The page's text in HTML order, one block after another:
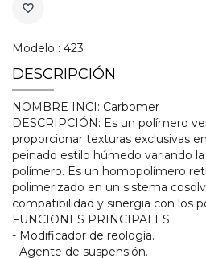
favorite_border
Modelo : 423
DESCRIPCIÓN
NOMBRE INCI: Carbomer
DESCRIPCIÓN: Es un polímero
proporcionar texturas exclusivas
peinado estilo húmedo variando
polímero. Es un homopolímero
polimerizado en un sistema
compatibilidad y sinergia con los
FUNCIONES PRINCIPALES:
- Modificador de reología.
- Agente de suspensión.